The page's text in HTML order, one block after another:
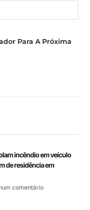
Para A Próxima
incêndio em veículo
de residência em
comentário